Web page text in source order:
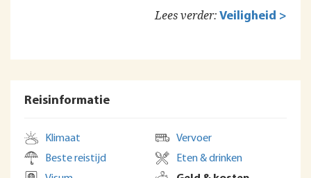
Lees verder: Veiligheid >
Reisinformatie
Klimaat
Beste reistijd
Vervoer
Eten & drinken